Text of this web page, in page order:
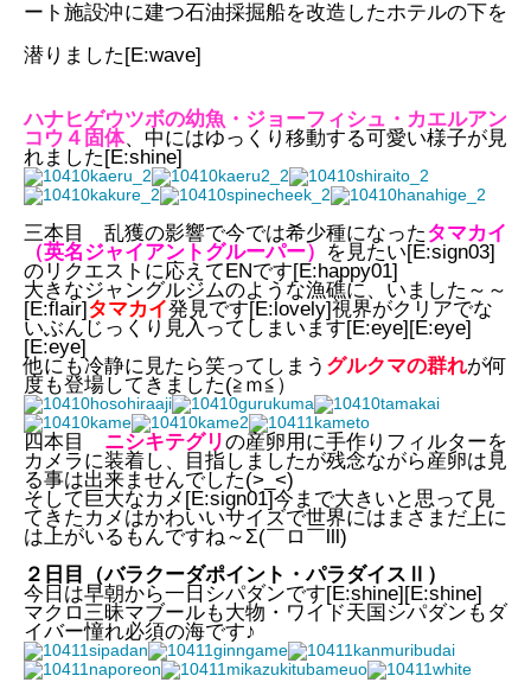
ート施設沖に建つ石油採掘船を改造したホテルの下を
潜りました[E:wave]
ハナヒゲウツボの幼魚・ジョーフィシュ・カエルアン
コウ４固体、中にはゆっくり移動する可愛い様子が見
れました[E:shine]
三本目 乱獲の影響で今では希少種になったタマカイ
（英名ジャイアントグルーパー）
を見たい[E:sign03]
のリクエストに応えてENです[E:happy01]
大きなジャングルジムのような漁礁に、いました～～
[E:flair]タマカイ発見です[E:lovely]視界がクリアでな
いぶんじっくり見入ってしまいます[E:eye][E:eye]
[E:eye]
他にも冷静に見たら笑ってしまう グルクマの群れが何
度も登場してきました(≧ｍ≦）
四本目 ニシキテグリの産卵用に手作りフィルターを
カメラに装着し、目指しましたが残念ながら産卵は見
る事は出来ませんでした(>_<)
そして巨大なカメ[E:sign01]今まで大きいと思って見
てきたカメはかわいいサイズで世界にはまさまだ上に
は上がいるもんですね～Σ(￣ロ￣lll)
２日目（バラクーダポイント・パラダイスⅡ）
今日は早朝から一日シパダンです[E:shine][E:shine]
マクロ三昧マブールも大物・ワイド天国シパダンもダ
イバー憧れ必須の海です♪